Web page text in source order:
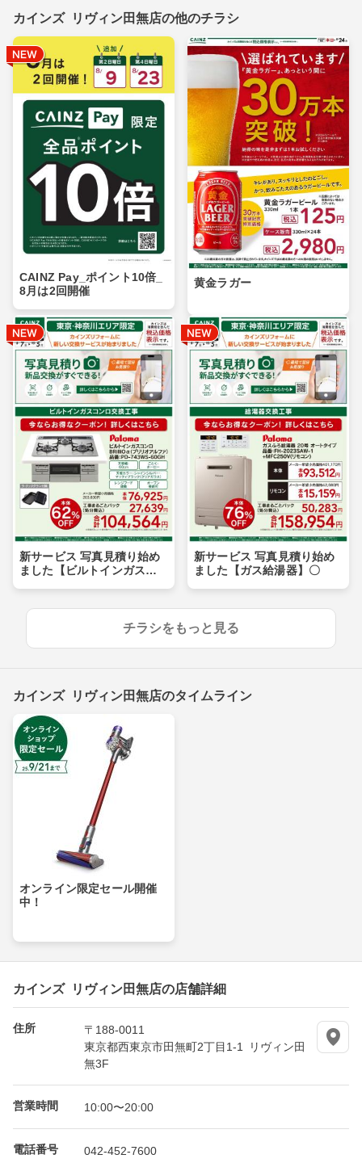
カインズ リヴィン田無店の他のチラシ
CAINZ Pay_ポイント10倍_
8月は2回開催
黄金ラガー
新サービス 写真見積り始め
ました【ビルトインガスコ
新サービス 写真見積り始め
ました【ガス給湯器】〇
チラシをもっと見る
カインズ リヴィン田無店のタイムライン
オンライン限定セール開催
中！
カインズ リヴィン田無店の店舗詳細
住所
〒188-0011
東京都西東京市田無町2丁目1-1 リヴィン田
無3F
営業時間 10:00〜20:00
電話番号 042-452-7600